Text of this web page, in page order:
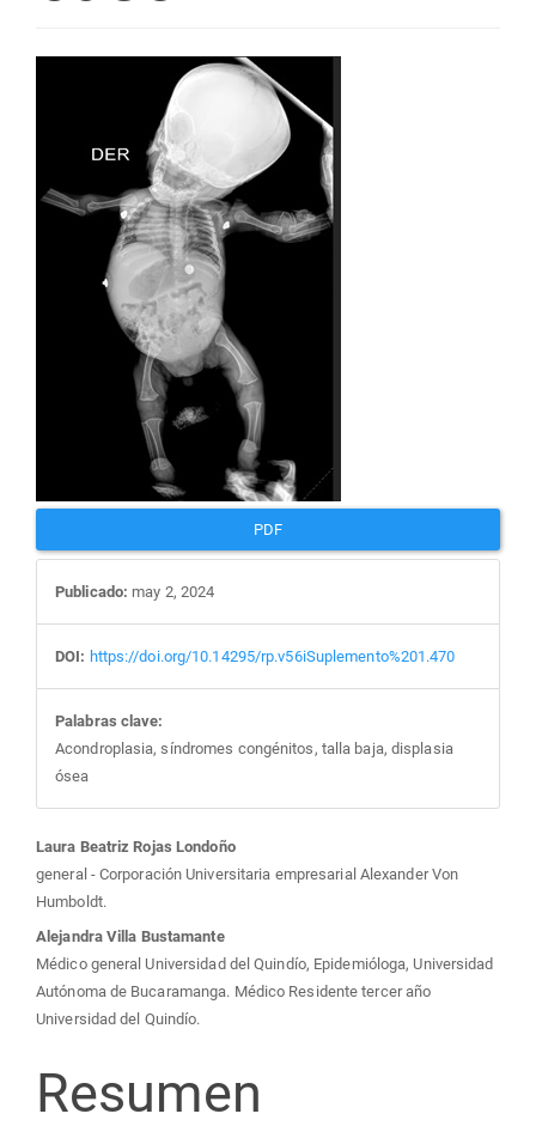
lateral
del
artículo
PDF
Publicado: may 2, 2024
DOI: https://doi.org/10.14295/rp.v56iSuplemento%201.470
Palabras clave:
Acondroplasia, síndromes congénitos, talla baja, displasia
ósea
Contenido
principal
del
artículo
Laura Beatriz Rojas Londoño
general - Corporación Universitaria empresarial Alexander Von
Humboldt.
Alejandra Villa Bustamante
Médico general Universidad del Quindío, Epidemióloga, Universidad
Autónoma de Bucaramanga. Médico Residente tercer año
Universidad del Quindío.
Resumen